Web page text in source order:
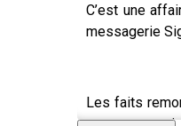
C’est une
messagerie
Les faits